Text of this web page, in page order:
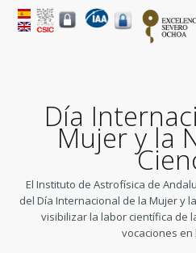
Día
Mujer y la
El Instituto de Astrofísica de
del Día Internacional de la Mujer y
visibilizar la labor científica de
vocaciones en